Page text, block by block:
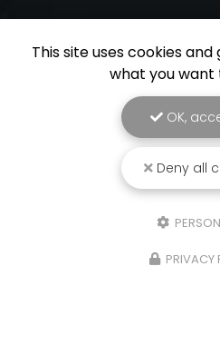
This site uses cookies
what you
OK,
Deny all
PRIVACY